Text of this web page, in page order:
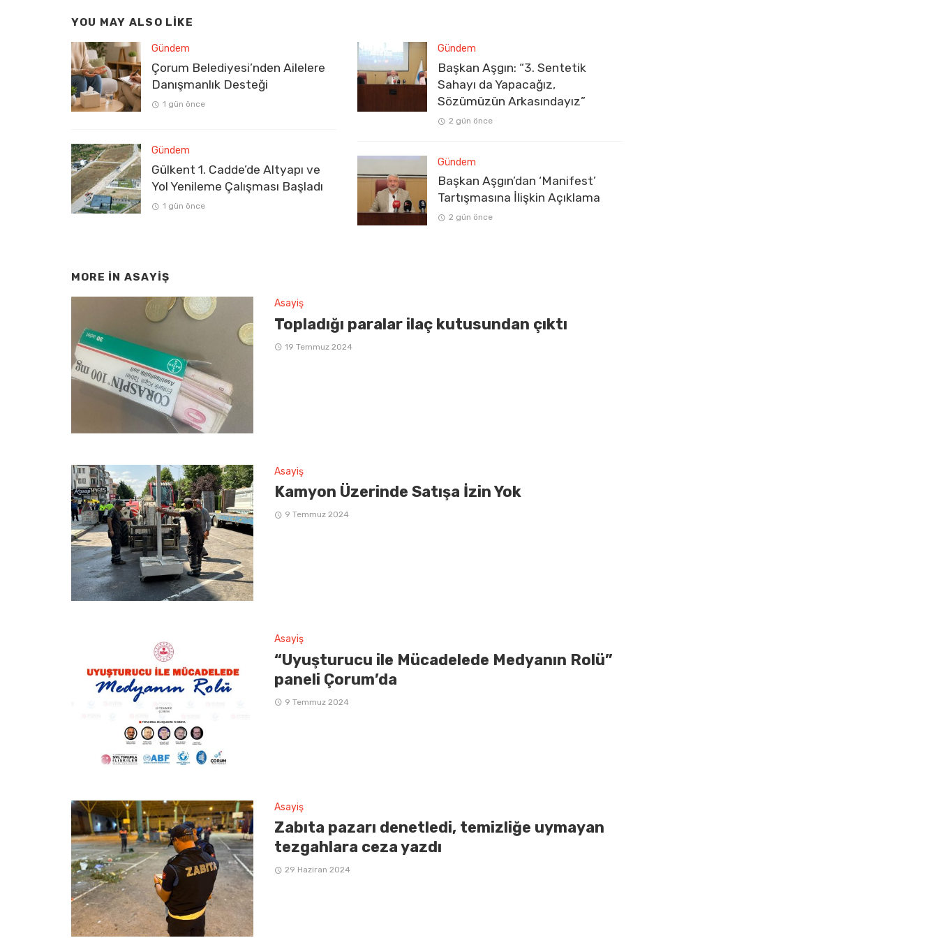
YOU MAY ALSO LIKE
Gündem
Çorum Belediyesi’nden Ailelere
Danışmanlık Desteği
1 gün önce
Gündem
Gülkent 1. Cadde’de Altyapı ve
Yol Yenileme Çalışması Başladı
1 gün önce
Gündem
Başkan Aşgın: “3. Sentetik
Sahayı da Yapacağız,
Sözümüzün Arkasındayız”
2 gün önce
Gündem
Başkan Aşgın’dan ‘Manifest’
Tartışmasına İlişkin Açıklama
2 gün önce
MORE IN ASAYIŞ
Asayiş
Topladığı paralar ilaç kutusundan çıktı
19 Temmuz 2024
Asayiş
Kamyon Üzerinde Satışa İzin Yok
9 Temmuz 2024
Asayiş
“Uyuşturucu ile Mücadelede Medyanın Rolü”
paneli Çorum’da
9 Temmuz 2024
Asayiş
Zabıta pazarı denetledi, temizliğe uymayan
tezgahlara ceza yazdı
29 Haziran 2024